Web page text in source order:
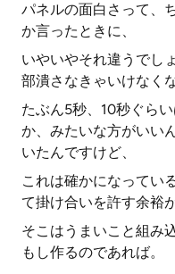
パネルの面白さって、
か言ったときに、
いやいやそれ違うでし
部潰さなきゃいけなく
たぶん5秒、10秒ぐら
か、みたいな方がいい
いたんですけど、
これは確かになってい
て掛け合いを許す余裕
そこはうまいこと組み
もし作るのであれば。